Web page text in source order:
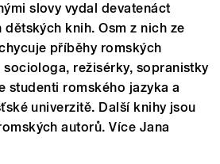
slovy vydal devatenáct
knih. Osm z nich ze
příběhy romských
režisérky, sopranistky
studenti romského jazyka a
univerzitě. Další knihy jsou
autorů. Více Jana